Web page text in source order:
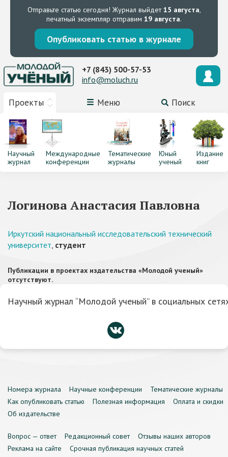
Отправьте статью сегодня! Журнал выйдет15 августа,
печатный экземпляр отправим 19 августа.
Опубликовать статью в журнале
Проекты Меню Поиск
+7 (843) 500-57-53
info@moluch.ru
Научный
журнал
Международные
конференции
Тематические
журналы
Юный
ученый
Издание
книг
Логинова Анастасия Павловна
Иркутский национальный исследовательский технический
университет, студент
Публикации в проектах издательства «Молодой ученый»
отсутствуют.
Научный журнал “Молодой ученый” в социальных
Номера журнала Научные конференции
Тематические журналы
Как опубликовать статью
Полезная информация
Оплата и скидки
Об издательстве
Вопрос — ответ Редакционный совет
Отзывы наших авторов
Реклама на сайте
Срочная публикация научных статей